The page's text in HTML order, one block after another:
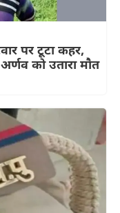
पर टूटा कहर,
को उतारा मौत